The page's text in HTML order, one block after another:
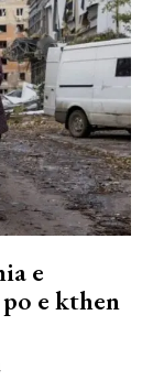
e
e kthen